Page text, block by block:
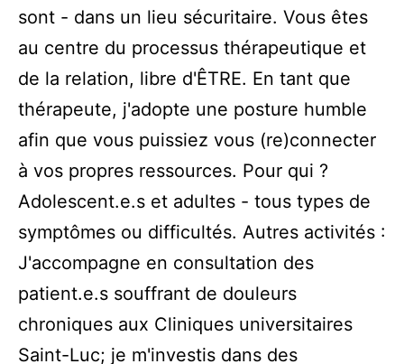
sont - dans un lieu sécuritaire. Vous êtes
au centre du processus thérapeutique et
de la relation, libre d'ÊTRE. En tant que
thérapeute, j'adopte une posture humble
afin que vous puissiez vous (re)connecter
à vos propres ressources. Pour qui ?
Adolescent.e.s et adultes - tous types de
symptômes ou difficultés. Autres activités :
J'accompagne en consultation des
patient.e.s souffrant de douleurs
chroniques aux Cliniques universitaires
Saint-Luc; je m'investis dans des